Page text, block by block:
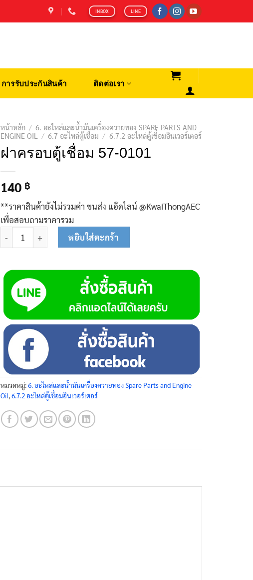
INBOX LINE
การรับประกันสินค้า ติดต่อเรา
หน้าหลัก / 6. อะไหล่และน้ำมันเครื่องควายทอง SPARE PARTS AND
ENGINE OIL
/ 6.7 อะไหล่ตู้เชื่อม / 6.7.2 อะไหล่ตู้เชื่อมอินเวอร์เตอร์
ฝาครอบตู้เชื่อม 57-0101
140 ฿
**ราคาสินค้ายังไม่รวมค่า ขนส่ง แอ๊ดไลน์ @KwaiThongAEC
เพื่อสอบถามราคารวม
จำนวน ฝาครอบตู้เชื่อม 57-0101 ชิ้น
หยิบใส่ตะกร้า
หมวดหมู่:6. อะไหล่และน้ำมันเครื่องควายทอง Spare Parts and Engine
Oil,6.7.2 อะไหล่ตู้เชื่อมอินเวอร์เตอร์